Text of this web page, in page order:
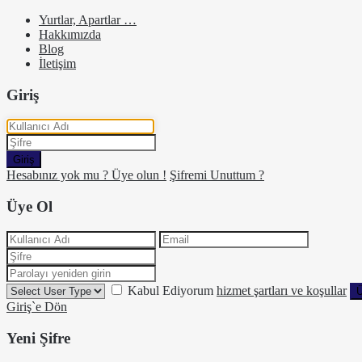
Yurtlar, Apartlar …
Hakkımızda
Blog
İletişim
Giriş
Giriş
Hesabınız yok mu ? Üye olun ! Şifremi Unuttum ?
Üye Ol
Kabul Ediyorum hizmet şartları ve koşullar
Giriş`e Dön
Yeni Şifre